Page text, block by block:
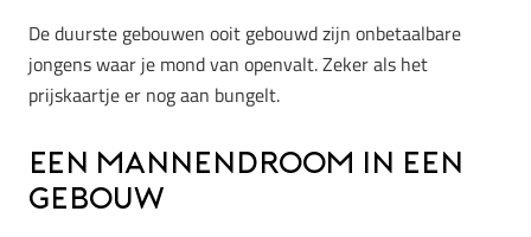
De duurste gebouwen ooit gebouwd zijn onbetaalbare
jongens waar je mond van openvalt. Zeker als het
prijskaartje er nog aan bungelt.
Een mannendroom in een
gebouw